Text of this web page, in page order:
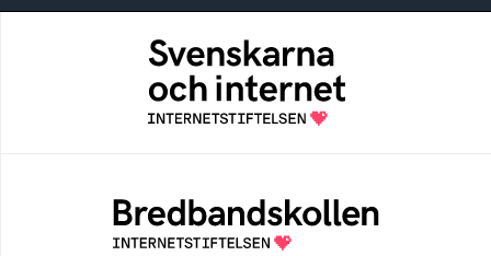
Svenskarna och internet
En årlig studie av svenska folkets
internetvanor
Bredbandskollen är ett oberoende
konsumentverktyg som drivs av
Internetstiftelsen